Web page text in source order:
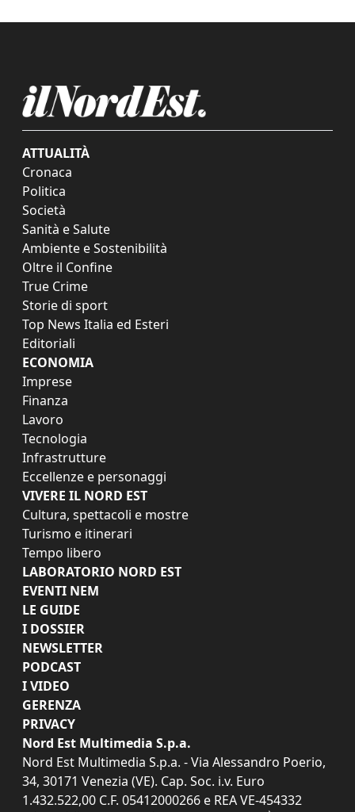
ATTUALITÀ
Cronaca
Politica
Società
Sanità e Salute
Ambiente e Sostenibilità
Oltre il Confine
True Crime
Storie di sport
Top News Italia ed Esteri
Editoriali
ECONOMIA
Imprese
Finanza
Lavoro
Tecnologia
Infrastrutture
Eccellenze e personaggi
VIVERE IL NORD EST
Cultura, spettacoli e mostre
Turismo e itinerari
Tempo libero
LABORATORIO NORD EST
EVENTI NEM
LE GUIDE
I DOSSIER
NEWSLETTER
PODCAST
I VIDEO
GERENZA
PRIVACY
Nord Est Multimedia S.p.a.
Nord Est Multimedia S.p.a. - Via Alessandro Poerio,
34, 30171 Venezia (VE). Cap. Soc. i.v. Euro
1.432.522,00 C.F. 05412000266 e REA VE-454332